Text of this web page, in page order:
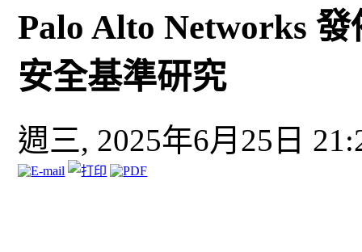
Palo Alto Networks
安全基準研究
週三, 2025年6月25日